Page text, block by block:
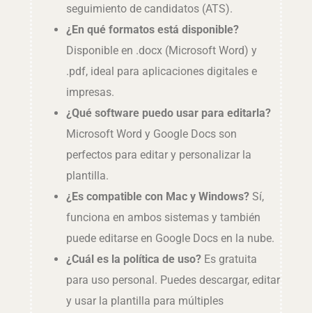
seguimiento de candidatos (ATS).
¿En qué formatos está disponible?
Disponible en .docx (Microsoft Word) y
.pdf, ideal para aplicaciones digitales e
impresas.
¿Qué software puedo usar para editarla?
Microsoft Word y Google Docs son
perfectos para editar y personalizar la
plantilla.
¿Es compatible con Mac y Windows?Sí,
funciona en ambos sistemas y también
puede editarse en Google Docs en la nube.
¿Cuál es la política de uso?Es gratuita
para uso personal. Puedes descargar, editar
y usar la plantilla para múltiples